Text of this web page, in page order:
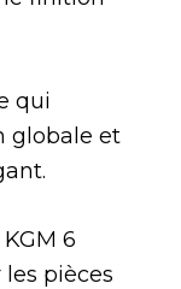
qui
globale et
6
pièces